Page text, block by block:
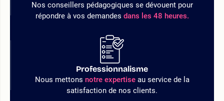
Nos conseillers pédagogiques se dévouent pour
répondre à vos demandes dans les 48 heures.
Professionnalisme
Nous mettons notre expertiseau service de la
satisfaction de nos clients.